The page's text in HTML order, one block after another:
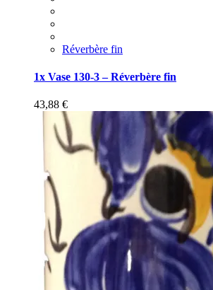
Réverbère fin
1x Vase 130-3 – Réverbère fin
43,88 €